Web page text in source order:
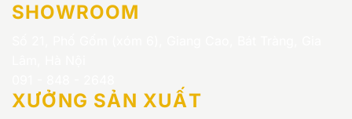
SHOWROOM
XƯỞNG SẢN XUẤT